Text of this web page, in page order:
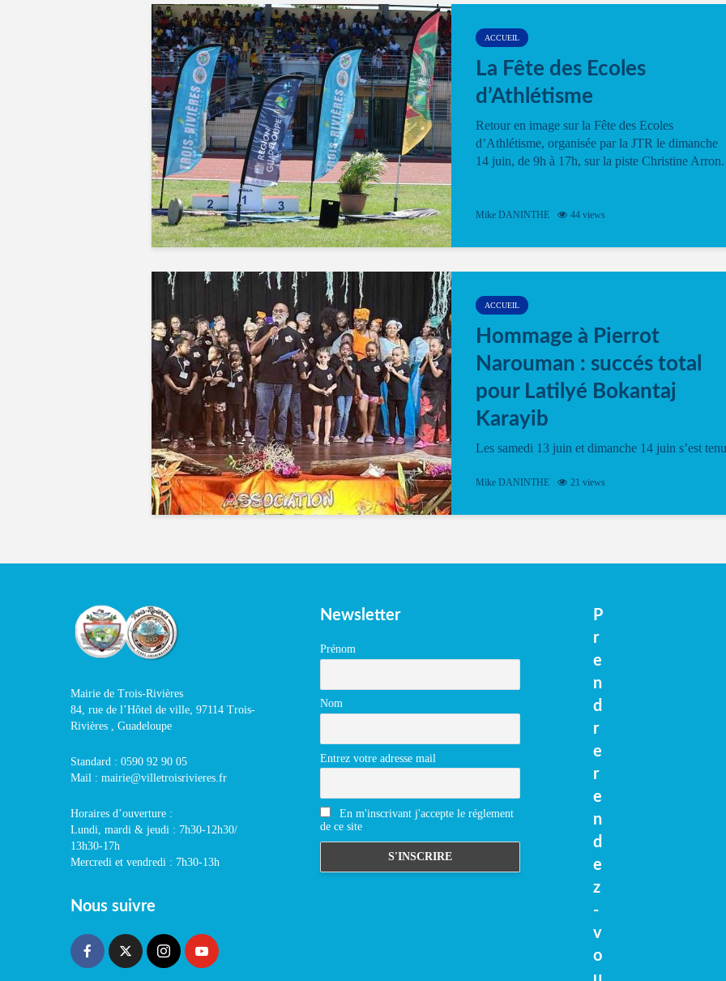
ACCUEIL
La Fête des Ecoles
d’Athlétisme
Retour en image sur la Fête des Ecoles
d’Athlétisme, organisée par la JTR le dimanche
14 juin, de 9h à 17h, sur la piste Christine Arron.
Mike DANINTHE 44 views
ACCUEIL
Hommage à Pierrot
Narouman : succés total
pour Latilyé Bokantaj
Karayib
Les samedi 13 juin et dimanche 14 juin s’est tenu
vibrant à Pierrot Narouman, organisé par
spectacle de fin d’année, présenté à la salle...
Mike DANINTHE 21 views
Mairie de Trois-Rivières
84, rue de l’Hôtel de ville, 97114 Trois-
Rivières , Guadeloupe
Standard : 0590 92 90 05
Mail : mairie@villetroisrivieres.fr
Horaires d’ouverture :
Lundi, mardi & jeudi : 7h30-12h30/
13h30-17h
Mercredi et vendredi : 7h30-13h
Nous suivre
Newsletter
Prénom
Nom
Entrez votre adresse mail
En m'inscrivant j'accepte le réglement
de ce site
P
r
e
n
d
r
e
r
e
n
d
e
z
-
v
o